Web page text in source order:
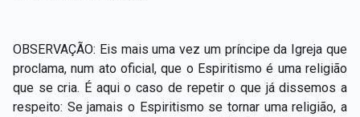
OBSERVAÇÃO: Eis mais uma vez um príncipe da Igreja que
proclama, num ato oficial, que o Espiritismo é uma religião
que se cria. É aqui o caso de repetir o que já dissemos a
respeito: Se jamais o Espiritismo se tornar uma religião, a